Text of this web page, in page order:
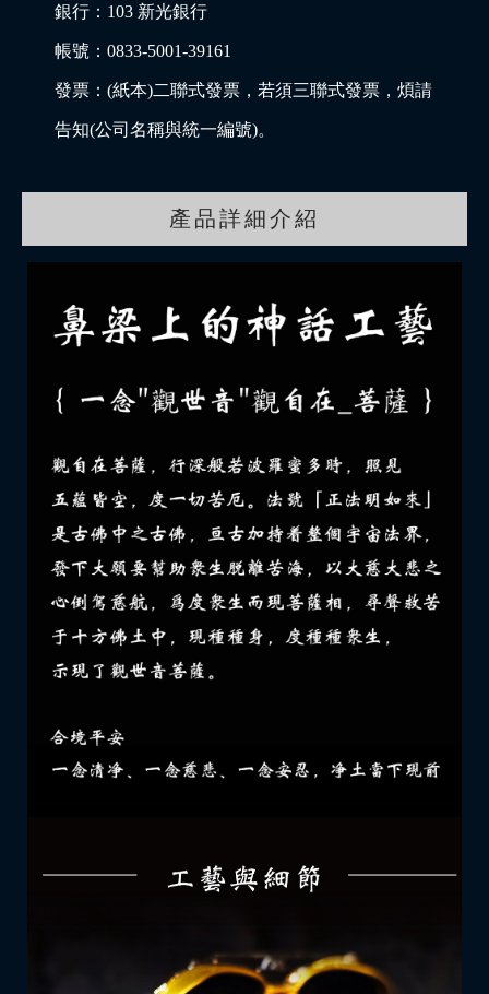
銀行：103 新光銀行
帳號：0833-5001-39161
發票：(紙本)二聯式發票，若須三聯式發票，煩請
告知(公司名稱與統一編號)。
產品詳細介紹